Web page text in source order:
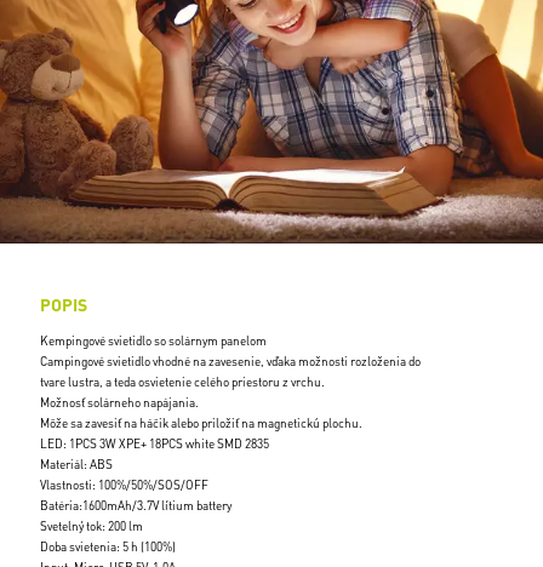
POPIS
Kempingové svietidlo so solárnym panelom
Campingové svietidlo vhodné na zavesenie, vďaka možnosti rozloženia do
tvare lustra, a teda osvietenie celého priestoru z vrchu.
Možnosť solárneho napájania.
Môže sa zavesiť na háčik alebo priložiť na magnetickú plochu.
LED: 1PCS 3W XPE+ 18PCS white SMD 2835
Materiál: ABS
Vlastnosti: 100%/50%/SOS/OFF
Batéria:1600mAh/3.7V lítium battery
Svetelný tok: 200 lm
Doba svietenia: 5 h (100%)